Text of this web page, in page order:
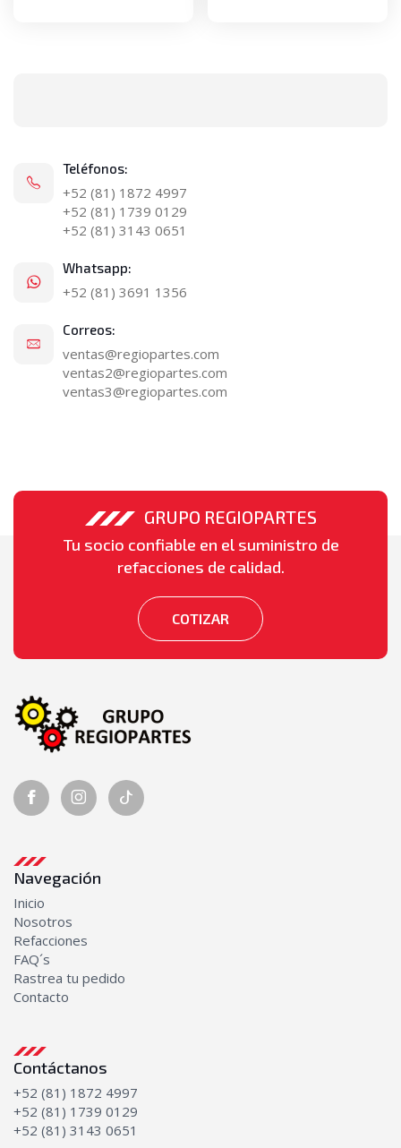
Teléfonos:
+52 (81) 1872 4997
+52 (81) 1739 0129
+52 (81) 3143 0651
Whatsapp:
+52 (81) 3691 1356
Correos:
ventas@regiopartes.com
ventas2@regiopartes.com
ventas3@regiopartes.com
GRUPO REGIOPARTES
Tu socio confiable en el suministro de
refacciones de calidad.
COTIZAR
Navegación
Inicio
Nosotros
Refacciones
FAQ´s
Rastrea tu pedido
Contacto
Contáctanos
+52 (81) 1872 4997
+52 (81) 1739 0129
+52 (81) 3143 0651